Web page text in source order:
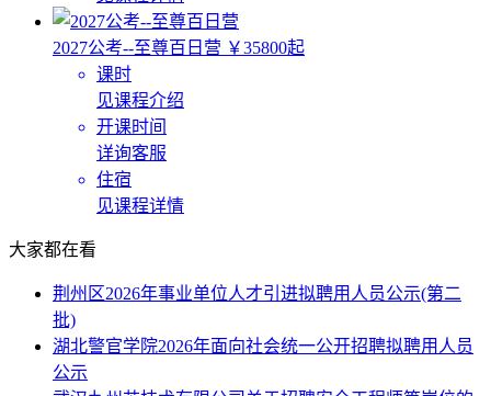
2027公考--至尊百日营 ￥35800起
课时
见课程介绍
开课时间
详询客服
住宿
见课程详情
大家都在看
荆州区2026年事业单位人才引进拟聘用人员公示(第二
批)
湖北警官学院2026年面向社会统一公开招聘拟聘用人员
公示